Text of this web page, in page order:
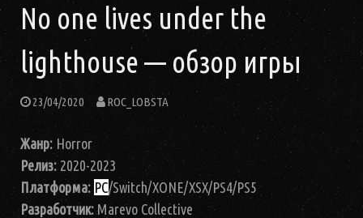
No one lives under the
lighthouse — обзор игры
23/04/2020 ROC_LOBSTA
Жанр:Horror
Релиз: 2020-2023
Платформа: PC/Switch/XONE/XSX/PS4/PS5
Разработчик: Marevo Collective